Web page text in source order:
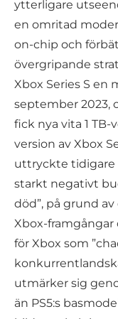
ytterligare
en omritad
on-chip och
övergripande
Xbox Series S en
september 2023,
fick nya vita 1 TB-
version av Xbox
uttryckte tidigare
starkt negativt
död”, på grund
Xbox-
för Xbox som
utmärker sig
än PS5:s